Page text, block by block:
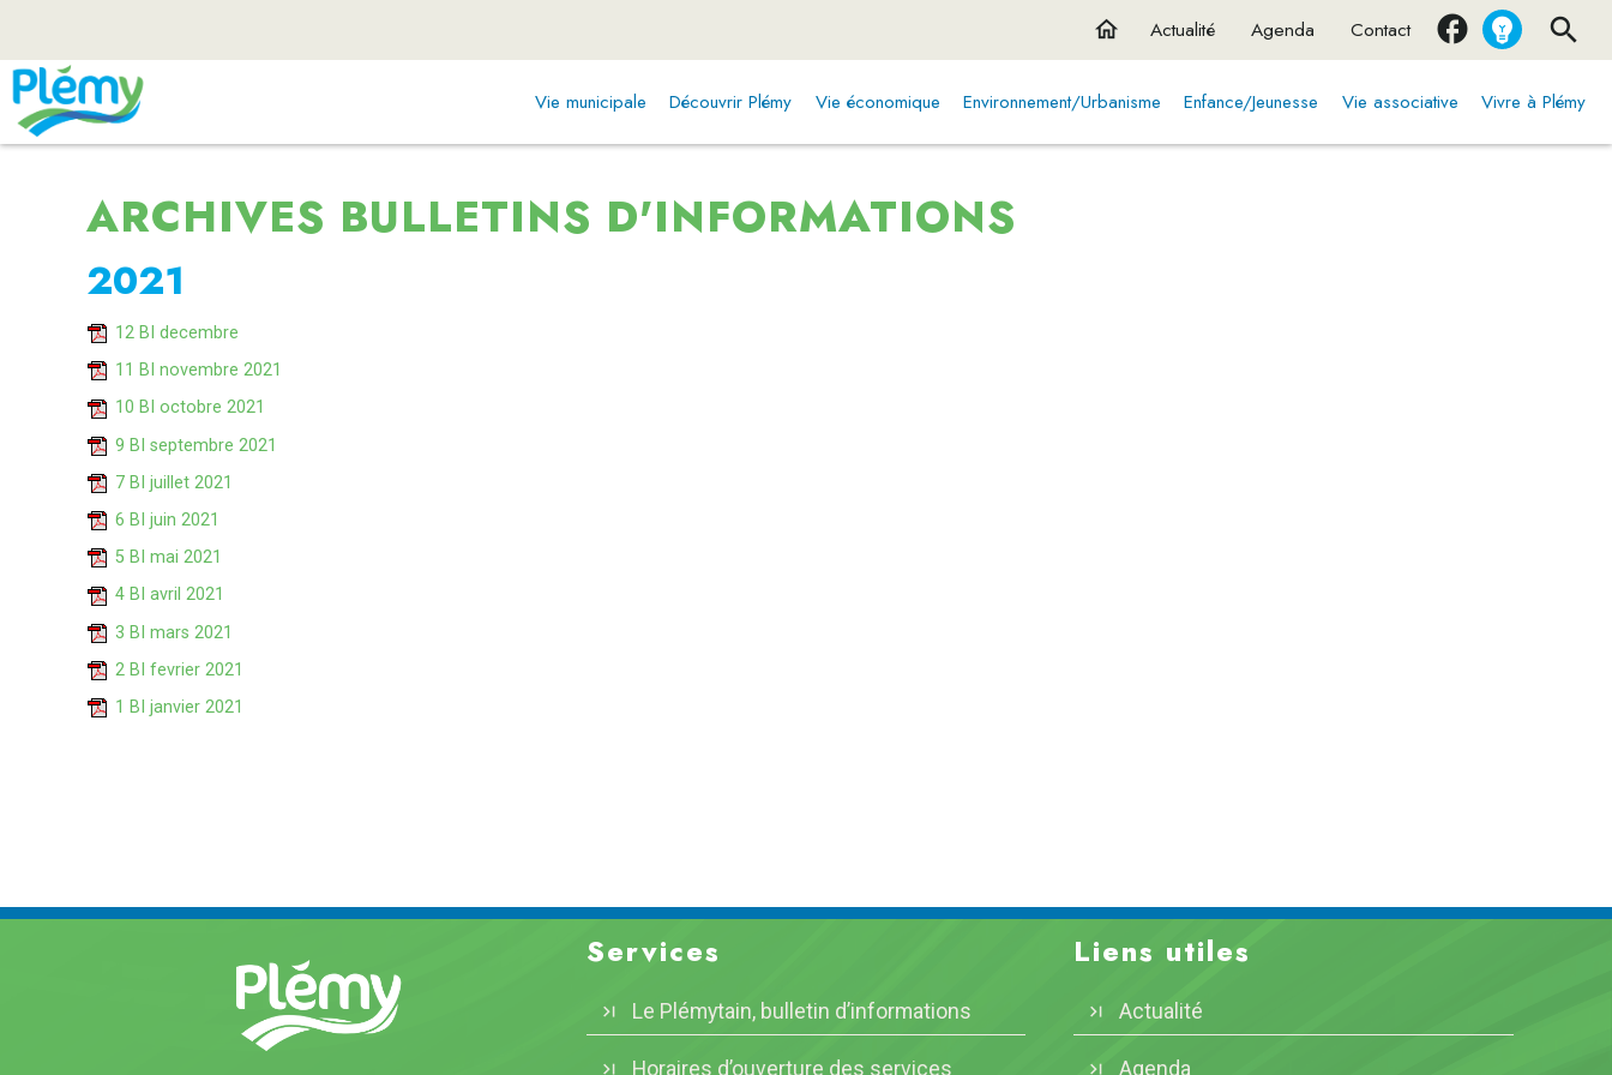
home Actualité Agenda Contact
Vie municipale Découvrir Plémy Vie économique Environnement/Urbanisme Enfance/Jeunesse Vie associative Vivre à Plémy
ARCHIVES BULLETINS D'INFORMATIONS
2021
12 BI decembre
11 BI novembre 2021
10 BI octobre 2021
9 BI septembre 2021
7 BI juillet 2021
6 BI juin 2021
5 BI mai 2021
4 BI avril 2021
3 BI mars 2021
2 BI fevrier 2021
1 BI janvier 2021
Services
Le Plémytain, bulletin d’informations
Horaires d’ouverture des services
Liens utiles
Actualité
Agenda